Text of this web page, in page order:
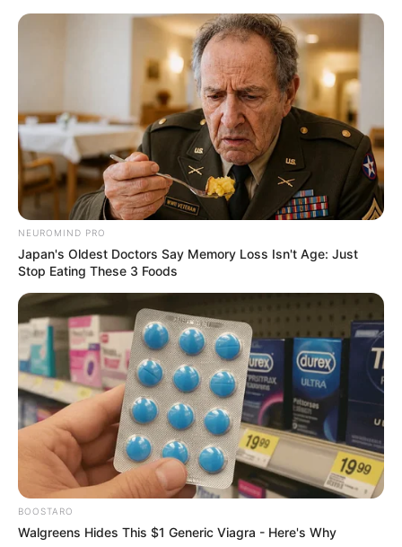
NEUROMIND PRO
Japan's Oldest Doctors Say Memory Loss Isn't Age: Just
Stop Eating These 3 Foods
BOOSTARO
Walgreens Hides This $1 Generic Viagra - Here's Why